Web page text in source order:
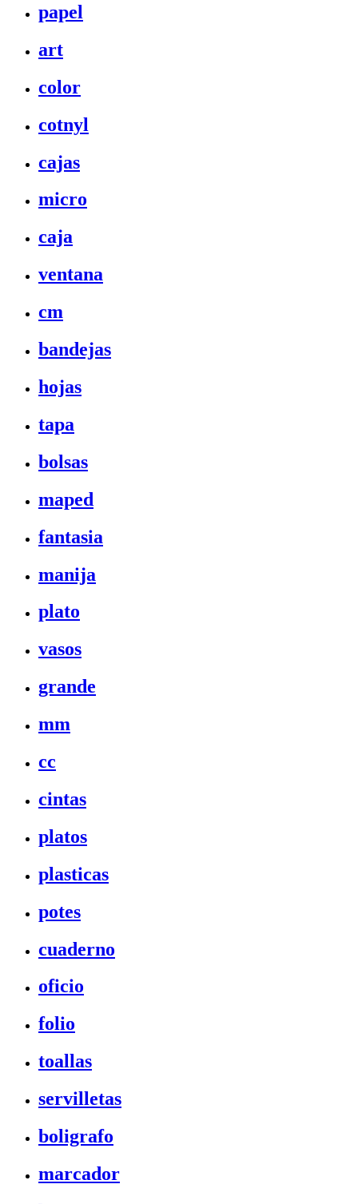
papel
art
color
cotnyl
cajas
micro
caja
ventana
cm
bandejas
hojas
tapa
bolsas
maped
fantasia
manija
plato
vasos
grande
mm
cc
cintas
platos
plasticas
potes
cuaderno
oficio
folio
toallas
servilletas
boligrafo
marcador